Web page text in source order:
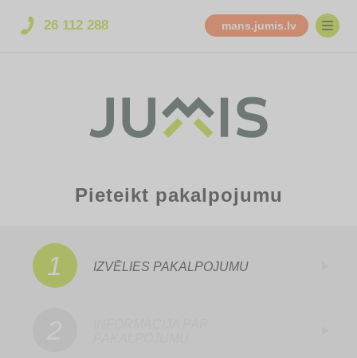
26 112 288 mans.jumis.lv
Pieteikt pakalpojumu
1 IZVĒLIES PAKALPOJUMU